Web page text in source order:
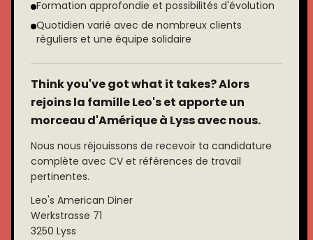
Formation approfondie et possibilités d'évolution
Quotidien varié avec de nombreux clients
réguliers et une équipe solidaire
Think you've got what it takes? Alors
rejoins la famille Leo's et apporte un
morceau d'Amérique à Lyss avec nous.
Nous nous réjouissons de recevoir ta candidature
complète avec CV et références de travail
pertinentes.
Leo's American Diner
Werkstrasse 71
3250 Lyss